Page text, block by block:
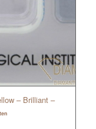
– Brilliant –